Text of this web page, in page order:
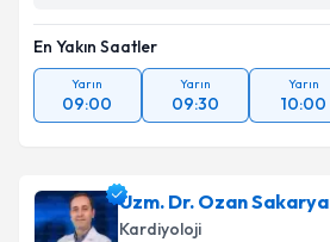
En Yakın Saatler
Yarın
09:00
Yarın
09:30
Yarın
10:00
Uzm. Dr. Ozan Sakarya
Kardiyoloji